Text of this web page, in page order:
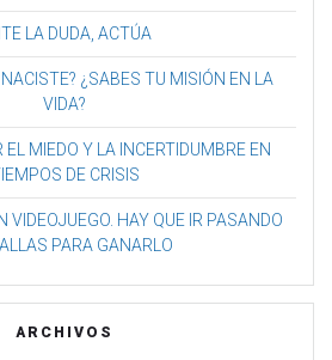
LA DUDA, ACTÚA
¿SABES TU MISIÓN EN LA
VIDA?
MIEDO Y LA INCERTIDUMBRE EN
DE CRISIS
VIDEOJUEGO. HAY QUE IR PASANDO
PARA GANARLO
ARCHIVOS